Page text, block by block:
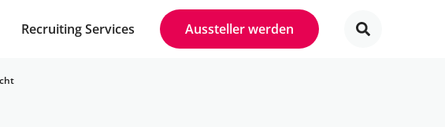
Recruiting Services Aussteller werden